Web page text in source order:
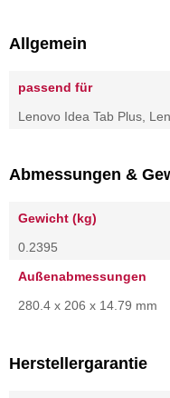
Allgemein
passend für
Lenovo Idea Tab Plus,
Abmessungen &
Gewicht (kg)
0.2395
Außenabmessungen
280.4 x 206 x 14.79 mm
Herstellergarantie